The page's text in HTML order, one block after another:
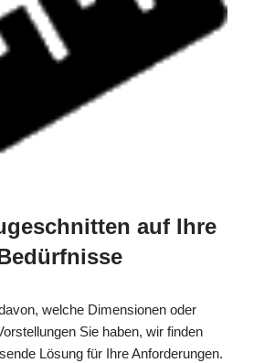
auf Ihre
welche Dimensionen oder
Sie haben, wir finden
Lösung für Ihre Anforderungen.